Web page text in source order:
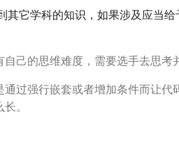
其它学科的知识，如果涉及应当
己的思维难度，需要选手去思考
过强行嵌套或者增加条件而让代
。